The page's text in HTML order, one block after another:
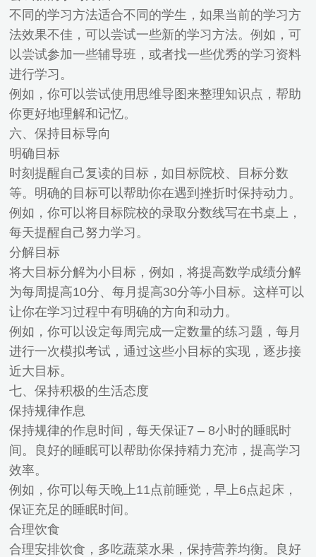
不同的学习方法适合不同的学生，如果当前的学习方
法效果不佳，可以尝试一些新的学习方法。例如，可
以尝试参加一些辅导班，或者找一些优秀的学习资料
进行学习。
例如，你可以尝试使用思维导图来整理知识点，帮助
你更好地理解和记忆。
六、保持目标导向
明确目标
时刻提醒自己复读的目标，如目标院校、目标分数
等。明确的目标可以帮助你在遇到挫折时保持动力。
例如，你可以将目标院校的录取分数线写在书桌上，
每天提醒自己努力学习。
分解目标
将大目标分解为小目标，例如，将提高数学成绩分解
为每周提高10分、每月提高30分等小目标。这样可以
让你在学习过程中有明确的方向和动力。
例如，你可以设定每周完成一定数量的练习题，每月
进行一次模拟考试，通过这些小目标的实现，逐步接
近大目标。
七、保持积极的生活态度
保持规律作息
保持规律的作息时间，每天保证7 – 8小时的睡眠时
间。良好的睡眠可以帮助你保持精力充沛，提高学习
效率。
例如，你可以每天晚上11点前睡觉，早上6点起床，
保证充足的睡眠时间。
合理饮食
合理安排饮食，多吃蔬菜水果，保持营养均衡。良好